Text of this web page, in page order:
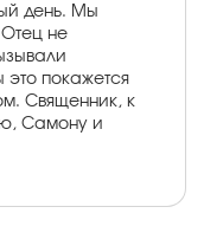
день. Мы
не
покажется
Священник, к
Самону и